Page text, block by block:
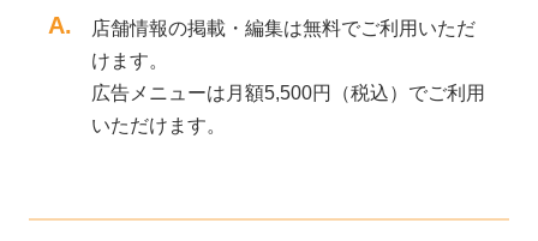
A.
店舗情報の掲載・編集は無料でご利用いただ
けます。
広告メニューは月額5,500円（税込）でご利用
いただけます。